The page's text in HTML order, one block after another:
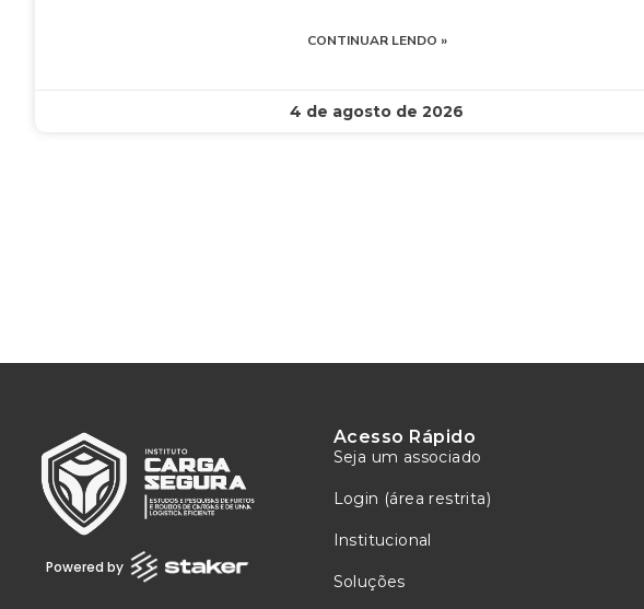
CONTINUAR LENDO »
4 de agosto de 2026
Powered by
Acesso Rápido
Seja um associado
Login (área restrita)
Institucional
Soluções